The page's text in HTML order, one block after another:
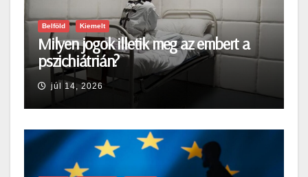
Belföld Kiemelt
Milyen jogok illetik meg az embert a
pszichiátrián?
júl 14, 2026